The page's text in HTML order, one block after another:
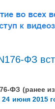
ФЗ
ФЗ (ранее
июня 2015